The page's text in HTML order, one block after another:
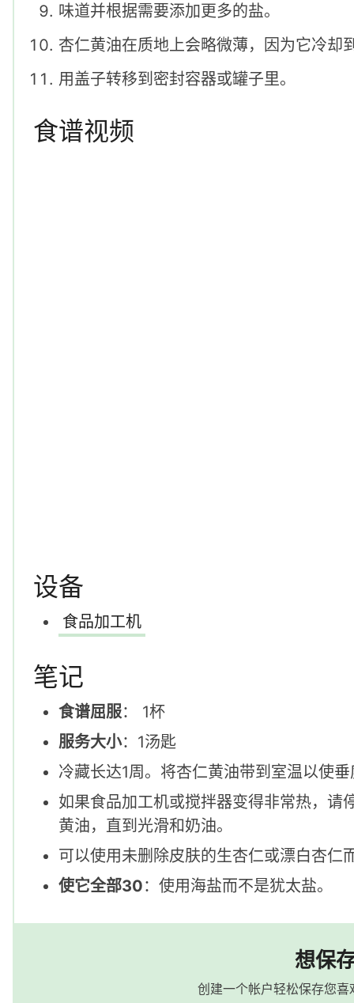
味道并根据需要添加更多的盐。
杏仁黄油在质地上会略微薄，因为它冷却
用盖子转移到密封容器或罐子里。
食谱视频
设备
食品加工机
笔记
食谱屈服： 1杯
服务大小：1汤匙
冷藏长达1周。将杏仁黄油带到室温以使
如果食品加工机或搅拌器变得非常热，请
黄油，直到光滑和奶油。
可以使用未删除皮肤的生杏仁或漂白杏仁
使它全部30：使用海盐而不是犹太盐。
想保
创建一个帐户轻松保存您